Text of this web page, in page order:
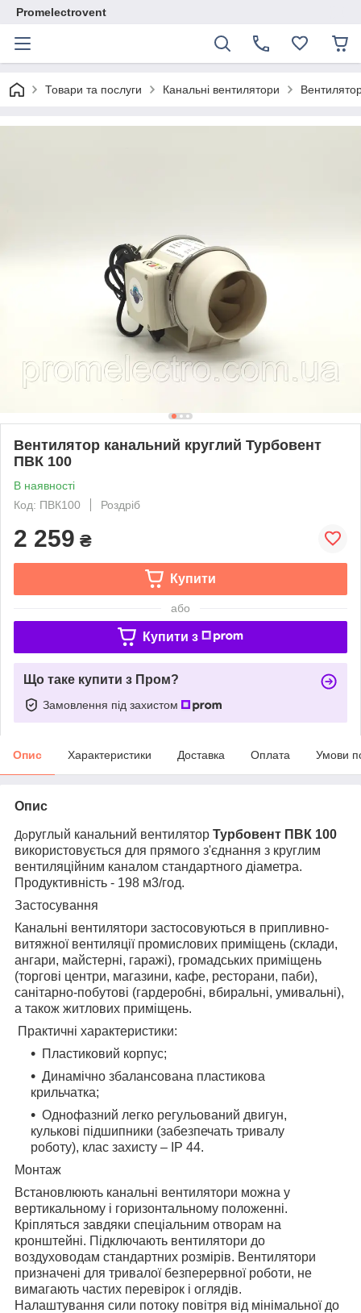
Promelectrovent
Товари та послуги Канальні вентилятори
Вентилятор канальний круглий Турбовент
ПВК 100
В наявності
Код: ПВК100
Роздріб
2 259 ₴
Купити
або
Купити з
Що таке купити з Пром?
Замовлення під захистом
Опис Характеристики Доставка Оплата Умови
Опис
Доруглый канальний вентилятор Турбовент ПВК 100
використовується для прямого з'єднання з круглим
вентиляційним каналом стандартного діаметра.
Продуктивність - 198 м3/год.
Застосування
Канальні вентилятори застосовуються в припливно-
витяжної вентиляції промислових приміщень (склади,
ангари, майстерні, гаражі), громадських приміщень
(торгові центри, магазини, кафе, ресторани, паби),
санітарно-побутові (гардеробні, вбиральні, умивальні),
а також житлових приміщень.
Практичні характеристики:
Пластиковий корпус;
Динамічно збалансована пластикова
крильчатка;
Однофазний легко регульований двигун,
кулькові підшипники (забезпечать тривалу
роботу), клас захисту – IP 44.
Монтаж
Встановлюють канальні вентилятори можна у
вертикальному і горизонтальному положенні.
Кріпляться завдяки спеціальним отворам на
кронштейні. Підключають вентилятори до
воздуховодам стандартних розмірів. Вентилятори
призначені для тривалої безперервної роботи, не
вимагають частих перевірок і оглядів.
Налаштування сили потоку повітря від мінімальної до